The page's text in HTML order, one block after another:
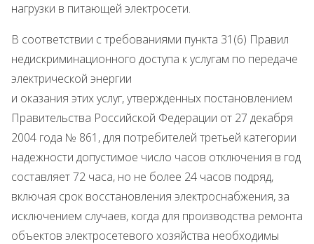
нагрузки в питающей электросети.
В соответствии с требованиями пункта 31(6) Правил
недискриминационного доступа к услугам по передаче
электрической энергии
и оказания этих услуг, утвержденных постановлением
Правительства Российской Федерации от 27 декабря
2004 года № 861, для потребителей третьей категории
надежности допустимое число часов отключения в год
составляет 72 часа, но не более 24 часов подряд,
включая срок восстановления электроснабжения, за
исключением случаев, когда для производства ремонта
объектов электросетевого хозяйства необходимы